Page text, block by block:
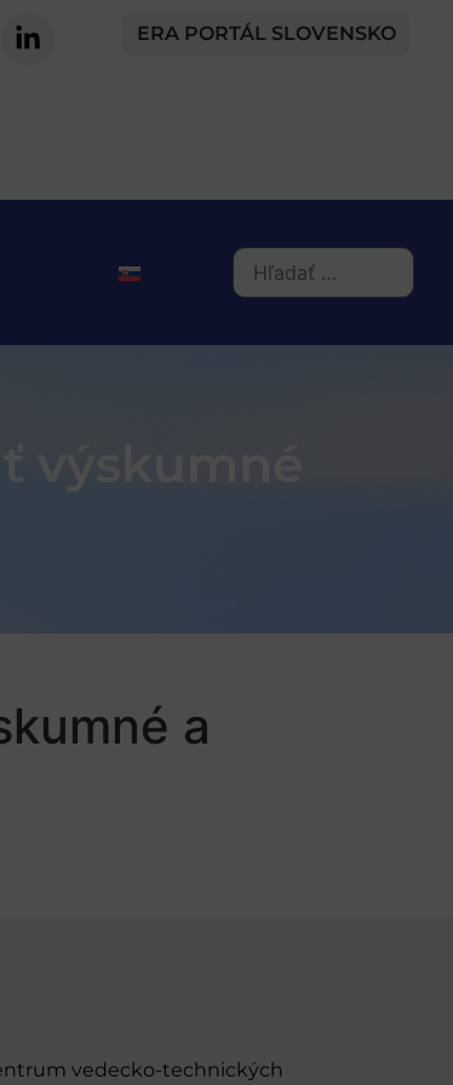
ERA PORTÁL SLOVENSKO
výskumné
a
vedecko-technických